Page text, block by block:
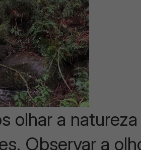
olhar a
Observar a